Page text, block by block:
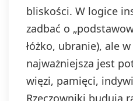
bliskości. W logice
zadbać o
łóżko, ubranie), ale
najważniejsza jest
więzi, pamięci,
Rzeczowniki budują